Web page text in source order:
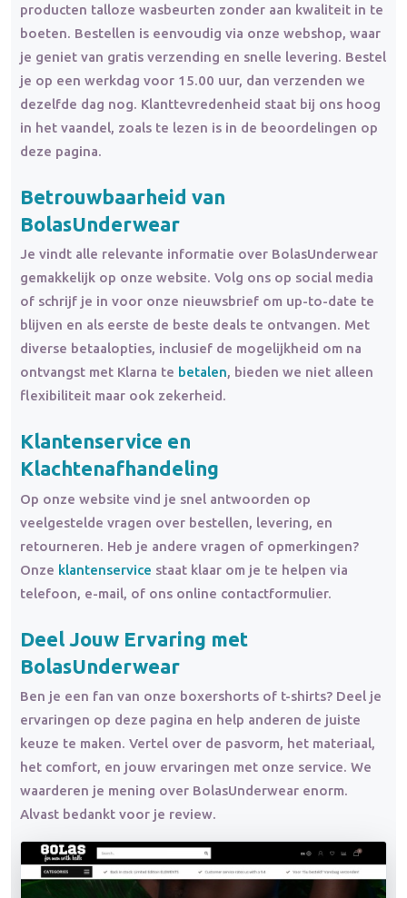
producten talloze wasbeurten zonder aan kwaliteit in te
boeten. Bestellen is eenvoudig via onze webshop, waar
je geniet van gratis verzending en snelle levering. Bestel
je op een werkdag voor 15.00 uur, dan verzenden we
dezelfde dag nog. Klanttevredenheid staat bij ons hoog
in het vaandel, zoals te lezen is in de beoordelingen op
deze pagina.
Betrouwbaarheid van
BolasUnderwear
Je vindt alle relevante informatie over BolasUnderwear
gemakkelijk op onze website. Volg ons op social media
of schrijf je in voor onze nieuwsbrief om up-to-date te
blijven en als eerste de beste deals te ontvangen. Met
diverse betaalopties, inclusief de mogelijkheid om na
ontvangst met Klarna te betalen, bieden we niet alleen
flexibiliteit maar ook zekerheid.
Klantenservice en
Klachtenafhandeling
Op onze website vind je snel antwoorden op
veelgestelde vragen over bestellen, levering, en
retourneren. Heb je andere vragen of opmerkingen?
Onze klantenservice staat klaar om je te helpen via
telefoon, e-mail, of ons online contactformulier.
Deel Jouw Ervaring met
BolasUnderwear
Ben je een fan van onze boxershorts of t-shirts? Deel je
ervaringen op deze pagina en help anderen de juiste
keuze te maken. Vertel over de pasvorm, het materiaal,
het comfort, en jouw ervaringen met onze service. We
waarderen je mening over BolasUnderwear enorm.
Alvast bedankt voor je review.